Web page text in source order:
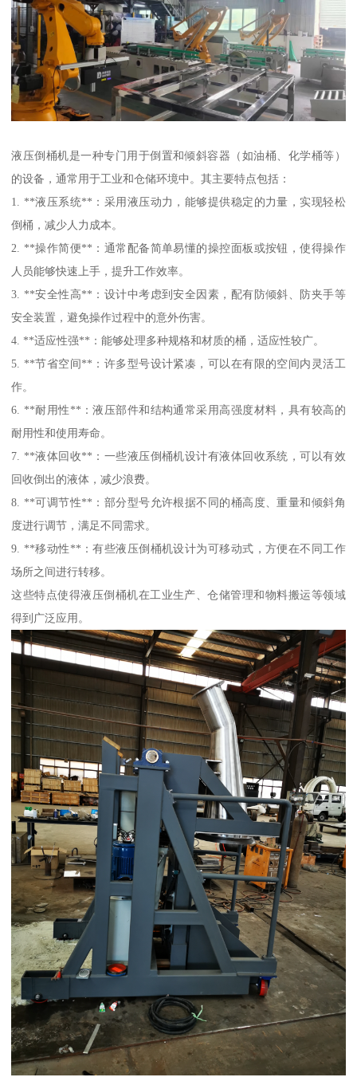
液压倒桶机是一种专门用于倒置和倾斜容器（如油桶、化学桶等）
的设备，通常用于工业和仓储环境中。其主要特点包括：
1. **液压系统**：采用液压动力，能够提供稳定的力量，实现轻松
倒桶，减少人力成本。
2. **操作简便**：通常配备简单易懂的操控面板或按钮，使得操作
人员能够快速上手，提升工作效率。
3. **安全性高**：设计中考虑到安全因素，配有防倾斜、防夹手等
安全装置，避免操作过程中的意外伤害。
4. **适应性强**：能够处理多种规格和材质的桶，适应性较广。
5. **节省空间**：许多型号设计紧凑，可以在有限的空间内灵活工
作。
6. **耐用性**：液压部件和结构通常采用高强度材料，具有较高的
耐用性和使用寿命。
7. **液体回收**：一些液压倒桶机设计有液体回收系统，可以有效
回收倒出的液体，减少浪费。
8. **可调节性**：部分型号允许根据不同的桶高度、重量和倾斜角
度进行调节，满足不同需求。
9. **移动性**：有些液压倒桶机设计为可移动式，方便在不同工作
场所之间进行转移。
这些特点使得液压倒桶机在工业生产、仓储管理和物料搬运等领域
得到广泛应用。